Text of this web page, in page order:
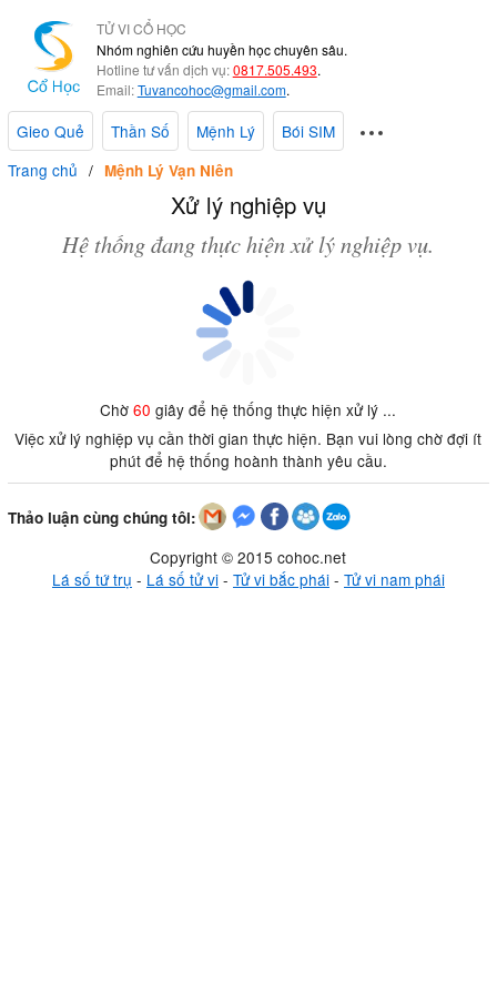
TỬ VI CỔ HỌC
Nhóm nghiên cứu huyền học chuyên sâu.
Hotline tư vấn dịch vụ:0817.505.493.
Email:Tuvancohoc@gmail.com.
Gieo Quẻ Thần Số Mệnh Lý
Bói SIM
Trang chủ
Mệnh Lý Vạn Niên
Xử lý nghiệp vụ
Hệ thống đang thực hiện xử lý nghiệp vụ.
Chờ60 giây để hệ thống thực hiện xử lý ...
Việc xử lý nghiệp vụ cần thời gian thực hiện. Bạn vui lòng chờ đợi ít
phút để hệ thống hoành thành yêu cầu.
Thảo luận cùng chúng tôi:
Copyright © 2015 cohoc.net
Lá số tứ trụ - Lá số tử vi- Tử vi bắc phái- Tử vi nam phái